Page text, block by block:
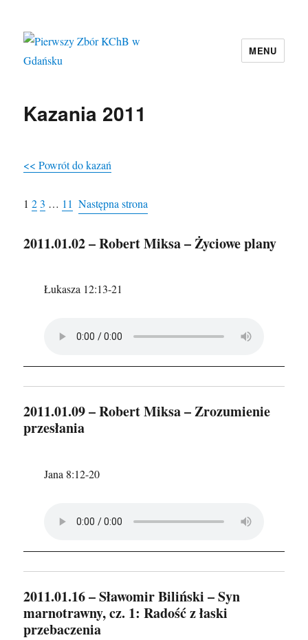
MENU
Kazania 2011
<< Powrót do kazań
1 2 3 … 11 Następna strona
2011.01.02 – Robert Miksa – Życiowe plany
Łukasza 12:13-21
2011.01.09 – Robert Miksa – Zrozumienie
przesłania
Jana 8:12-20
2011.01.16 – Sławomir Biliński – Syn
marnotrawny, cz. 1: Radość z łaski
przebaczenia